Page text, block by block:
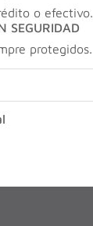
o efectivo.
SEGURIDAD
protegidos.